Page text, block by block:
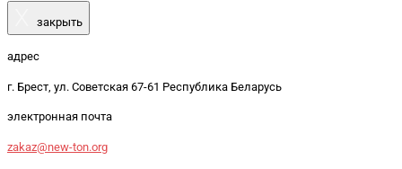
закрыть
адрес
г. Брест, ул. Советская 67-61 Республика Беларусь
электронная почта
zakaz@new-ton.org